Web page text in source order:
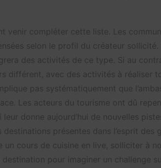
venir compléter cette liste. Les
selon le profil du créateur
des activités de ce type. Si au
différent, avec des activités à réaliser
pas systématiquement que
Les acteurs du tourisme ont dû
donne aujourd’hui de nouvelles
présentes dans l’esprit des
un cours de cuisine en live, solliciter à
pour imaginer un challenge